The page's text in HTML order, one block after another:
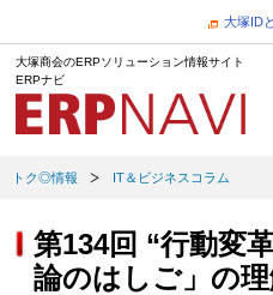
大塚ID
大塚商会のERPソリューション情報サイト
ERPナビ
トク◎情報 IT＆ビジネスコラム
第134回 “行動変
論のはしご」の